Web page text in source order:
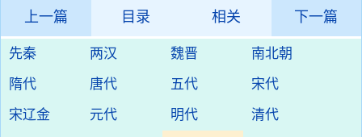
上一篇 目录 相关 下一篇
先秦 两汉 魏晋
南北朝
隋代
唐代 五代
宋代
宋辽金
元代 明代
清代